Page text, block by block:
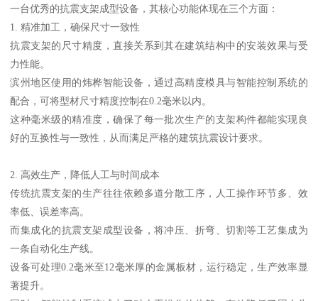
一台优秀的抗震支架成型设备，其核心功能体现在三个方面：
1. 精准加工，确保尺寸一致性
抗震支架的尺寸精度，直接关系到其在建筑结构中的安装效果与受
力性能。
滨州地区使用的炜桦智能设备，通过高精度模具与智能控制系统的
配合，可将型材尺寸精度控制在0.2毫米以内。
这种毫米级的精准度，确保了每一批次生产的支架构件都能实现良
好的互换性与一致性，从而满足严格的建筑抗震设计要求。
2. 高效生产，降低人工与时间成本
传统抗震支架的生产往往依赖多道分散工序，人工操作环节多、效
率低、误差率高。
而集成化的抗震支架成型设备，将冲压、折弯、切割等工艺集成为
一条自动化生产线。
设备可处理0.2毫米至12毫米厚的金属板材，运行稳定，生产效率显
著提升。